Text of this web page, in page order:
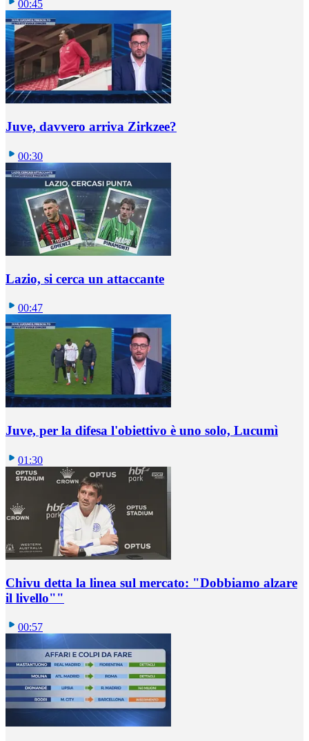
00:45
Juve, davvero arriva Zirkzee?
00:30
Lazio, si cerca un attaccante
00:47
Juve, per la difesa l'obiettivo è uno solo, Lucumì
01:30
Chivu detta la linea sul mercato: "Dobbiamo alzare
il livello""
00:57